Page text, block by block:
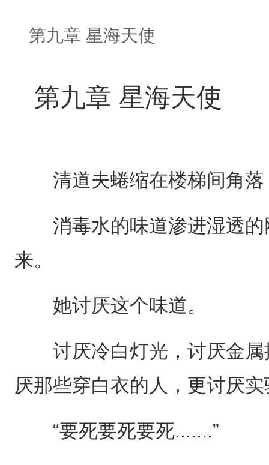
第九章 星海天使
第九章 星海天使
清道夫蜷缩在楼梯间角落
消毒水的味道渗进湿透的
来。
她讨厌这个味道。
讨厌冷白灯光，讨厌金属
厌那些穿白衣的人，更讨厌
“要死要死要死.......”